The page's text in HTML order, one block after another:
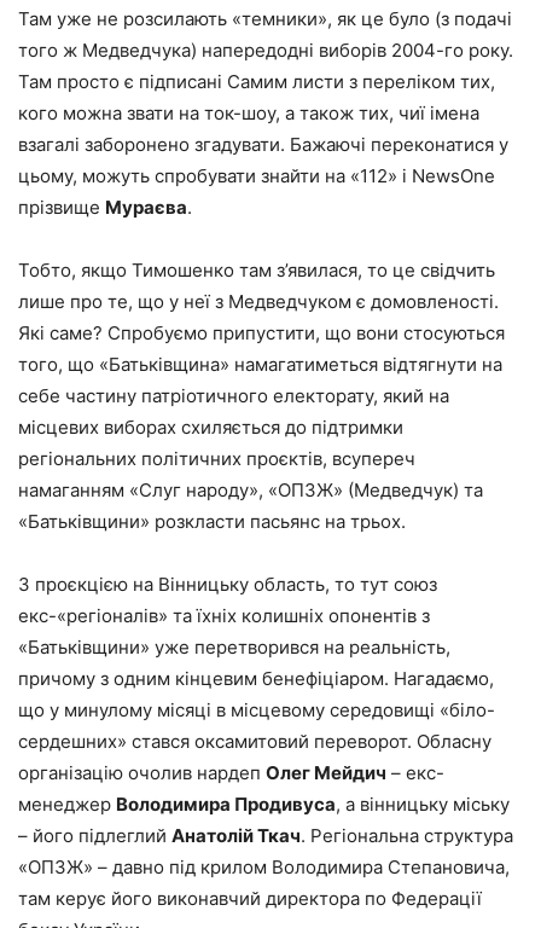
Там уже не розсилають «темники», як це було (з подачі
того ж Медведчука) напередодні виборів 2004-го року.
Там просто є підписані Самим листи з переліком тих,
кого можна звати на ток-шоу, а також тих, чиї імена
взагалі заборонено згадувати. Бажаючі переконатися у
цьому, можуть спробувати знайти на «112» і NewsOne
прізвище Мураєва.
Тобто, якщо Тимошенко там з’явилася, то це свідчить
лише про те, що у неї з Медведчуком є домовленості.
Які саме? Спробуємо припустити, що вони стосуються
того, що «Батьківщина» намагатиметься відтягнути на
себе частину патріотичного електорату, який на
місцевих виборах схиляється до підтримки
регіональних політичних проєктів, всупереч
намаганням «Слуг народу», «ОПЗЖ» (Медведчук) та
«Батьківщини» розкласти пасьянс на трьох.
З проєкцією на Вінницьку область, то тут союз
екс-«регіоналів» та їхніх колишніх опонентів з
«Батьківщини» уже перетворився на реальність,
причому з одним кінцевим бенефіціаром. Нагадаємо,
що у минулому місяці в місцевому середовищі «біло-
сердешних» стався оксамитовий переворот. Обласну
організацію очолив нардеп Олег Мейдич – екс-
менеджер Володимира Продивуса, а вінницьку міську
– його підлеглий Анатолій Ткач. Регіональна структура
«ОПЗЖ» – давно під крилом Володимира Степановича,
там керує його виконавчий директора по Федерації